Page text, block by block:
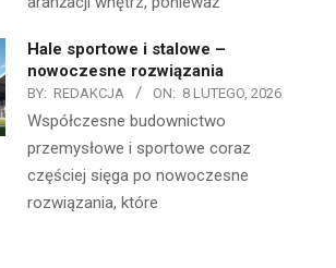
Hale sportowe i stalowe –
nowoczesne rozwiązania
BY: REDAKCJA ON: 8 LUTEGO, 2026
Współczesne budownictwo
przemysłowe i sportowe coraz
częściej sięga po nowoczesne
rozwiązania, które